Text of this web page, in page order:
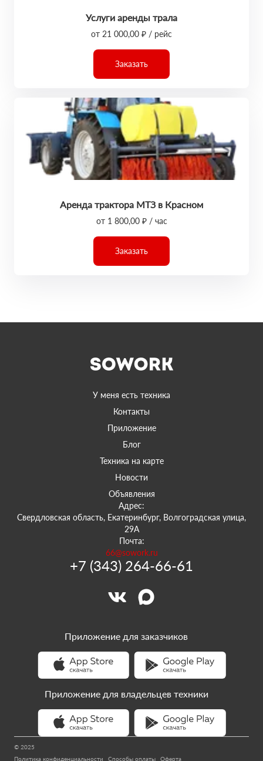
Услуги аренды трала
от 21 000,00 ₽ / рейс
Заказать
Аренда трактора МТЗ в Красном
от 1 800,00 ₽ / час
Заказать
У меня есть техника
Контакты
Приложение
Блог
Техника на карте
Новости
Объявления
Адрес:
Свердловская область, Екатеринбург, Волгоградская улица,
29А
Почта:
66@sowork.ru
+7 (343) 264-66-61
© 2025
Политика конфиденциальности
Способы оплаты Оферта
Приложение для заказчиков
Приложение для владельцев техники